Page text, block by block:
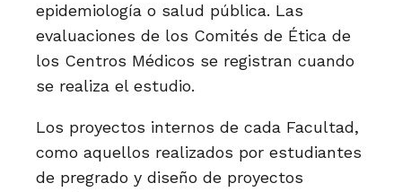
epidemiología o salud pública. Las
evaluaciones de los Comités de Ética de
los Centros Médicos se registran cuando
se realiza el estudio.
Los proyectos internos de cada Facultad,
como aquellos realizados por estudiantes
de pregrado y diseño de proyectos